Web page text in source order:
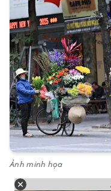
Ảnh minh họa